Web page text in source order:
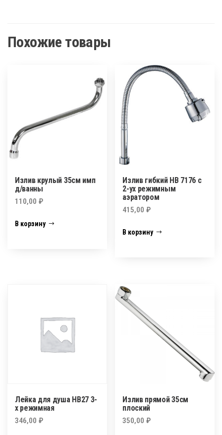
Похожие товары
Излив крулый 35см имп
д/ванны
110,00 ₽
В корзину
Излив гибкий HB 7176 с
2-ух режимным
аэратором
415,00₽
В корзину
Лейка для душа НВ27 3-
х режимная
346,00 ₽
Излив прямой 35см
плоский
350,00₽